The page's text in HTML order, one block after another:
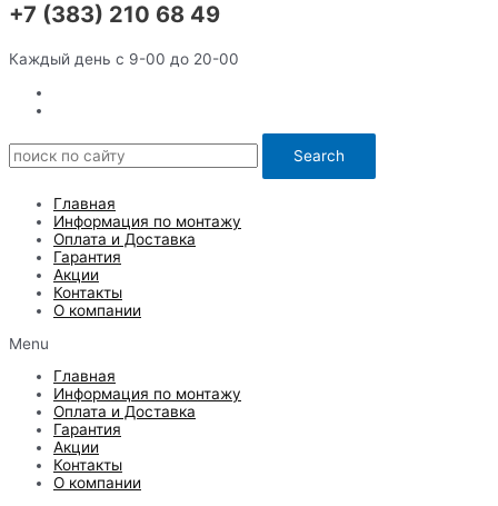
+7 (383) 210 68 49
Каждый день с 9-00 до 20-00
Search
Главная
Информация по монтажу
Оплата и Доставка
Гарантия
Акции
Контакты
О компании
Menu
Главная
Информация по монтажу
Оплата и Доставка
Гарантия
Акции
Контакты
О компании